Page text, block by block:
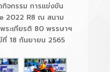
กิจกรรม การแข่งขัน
2022 R8 ณ สนาม
ระเกียรติ 80 พรรษาฯ
ที่ 18 กันยายน 2565